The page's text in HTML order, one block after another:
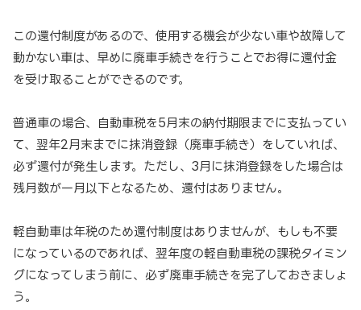
この還付制度があるので、使用する機会が少ない車や故障して
動かない車は、早めに廃車手続きを行うことでお得に還付金
を受け取ることができるのです。
普通車の場合、自動車税を5月末の納付期限までに支払ってい
て、翌年2月末までに抹消登録（廃車手続き）をしていれば、
必ず還付が発生します。ただし、3月に抹消登録をした場合は
残月数が一月以下となるため、還付はありません。
軽自動車は年税のため還付制度はありませんが、もしも不要
になっているのであれば、翌年度の軽自動車税の課税タイミン
グになってしまう前に、必ず廃車手続きを完了しておきましょ
う。